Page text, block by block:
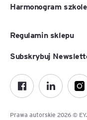
Harmonogram
Regulamin sklepu
Prawa autorskie 2026 ©
Subskrybuj